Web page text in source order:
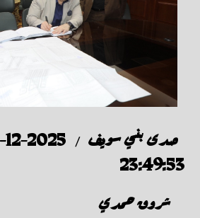
صدى بني سويف /
23:49:53
شروق حمدي